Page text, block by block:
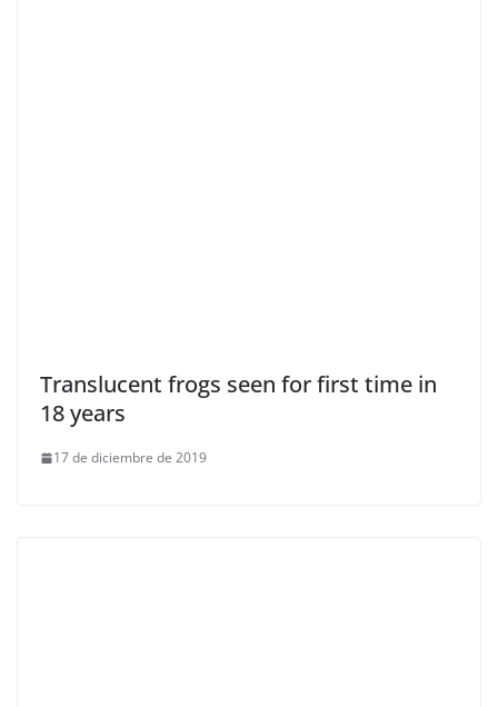
Translucent frogs seen for first time in
18 years
17 de diciembre de 2019